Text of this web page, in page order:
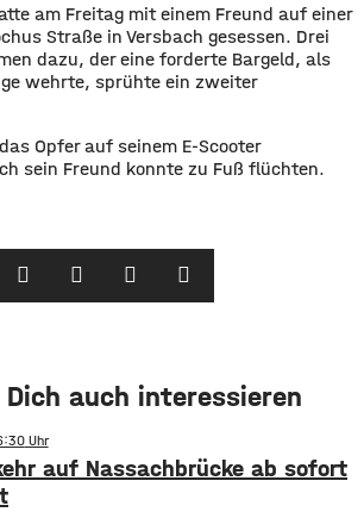
am Freitag mit einem Freund auf einer
Straße in Versbach gesessen. Drei
dazu, der eine forderte Bargeld, als
wehrte, sprühte ein zweiter
Opfer auf seinem E-Scooter
sein Freund konnte zu Fuß flüchten.
Dich auch interessieren
auf Nassachbrücke ab sofort